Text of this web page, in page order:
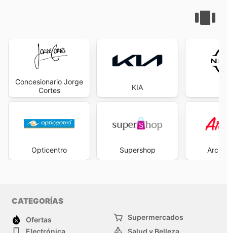
Concesionario Jorge
Cortes
Opticentro
KIA
Supershop
CATEGORÍAS
Ofertas
Supermercados